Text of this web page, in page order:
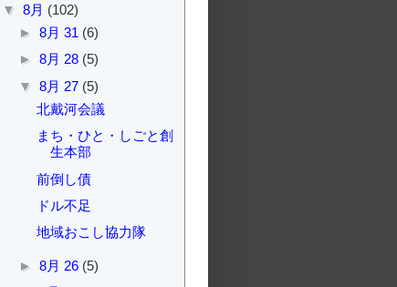
▼ 8月 (102)
► 8月 31 (6)
► 8月 28 (5)
▼ 8月 27 (5)
北戴河会議
まち・ひと・しごと創
生本部
前倒し債
ドル不足
地域おこし協力隊
► 8月 26 (5)